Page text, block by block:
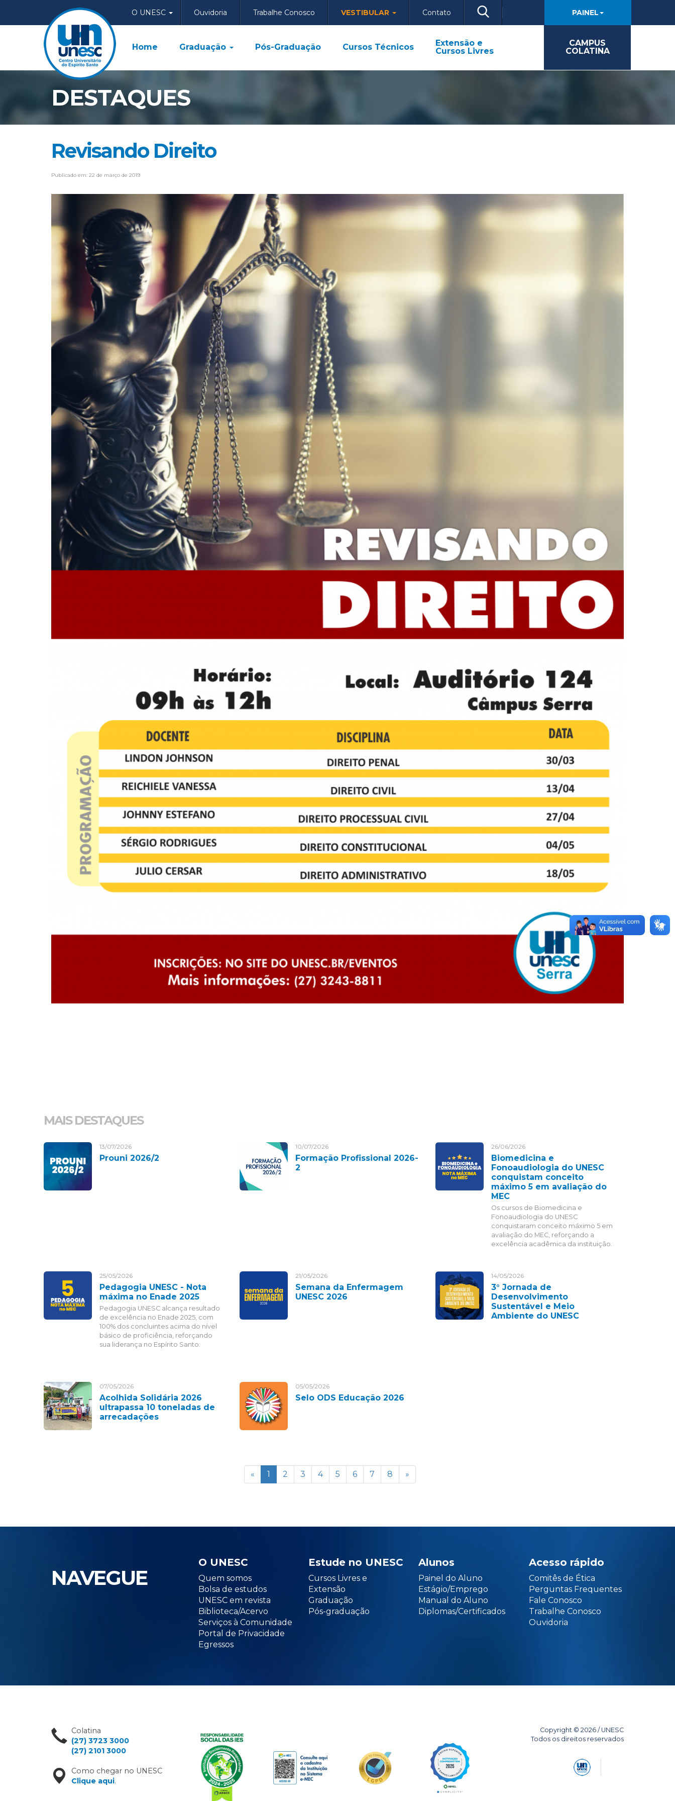
O UNESC Ouvidoria Trabalhe Conosco VESTIBULAR Contato PAINEL
Home Graduação Pós-Graduação Cursos Técnicos
Extensão e
Cursos Livres
CAMPUS
COLATINA
DESTAQUES
Revisando Direito
Publicado em: 22 de março de 2019
MAIS DESTAQUES
13/07/2026
Prouni 2026/2
10/07/2026
Formação Profissional 2026-
2
26/06/2026
Biomedicina e
Fonoaudiologia do UNESC
conquistam conceito
máximo 5 em avaliação do
MEC
Os cursos de Biomedicina e
Fonoaudiologia do UNESC
conquistaram conceito máximo 5 em
avaliação do MEC, reforçando a
excelência acadêmica da instituição.
25/05/2026
Pedagogia UNESC - Nota
máxima no Enade 2025
Pedagogia UNESC alcança resultado
de excelência no Enade 2025, com
100% dos concluintes acima do nível
básico de proficiência, reforçando
sua liderança no Espírito Santo.
21/05/2026
Semana da Enfermagem
UNESC 2026
14/05/2026
3° Jornada de
Desenvolvimento
Sustentável e Meio
Ambiente do UNESC
07/05/2026
Acolhida Solidária 2026
ultrapassa 10 toneladas de
arrecadações
05/05/2026
Selo ODS Educação 2026
« 1 2 3 4 5 6 7 8 »
NAVEGUE
O UNESC
Quem somos
Bolsa de estudos
UNESC em revista
Biblioteca/Acervo
Serviços à Comunidade
Portal de Privacidade
Egressos
Estude no UNESC
Cursos Livres e
Extensão
Graduação
Pós-graduação
Alunos
Painel do Aluno
Estágio/Emprego
Manual do Aluno
Diplomas/Certificados
Acesso rápido
Comitês de Ética
Perguntas Frequentes
Fale Conosco
Trabalhe Conosco
Ouvidoria
Colatina
(27) 3723 3000
(27) 2101 3000
Como chegar no UNESC
Clique aqui.
Copyright © 2026 / UNESC
Todos os direitos reservados